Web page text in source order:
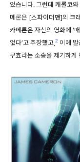
었습니다. 그런데 캐롤코
메론은 [스파이더맨]의 크
카메론은 자신의 영화에 ‘
없다’고 주장했고, 2 이에
무효라는 소송을 제기하게